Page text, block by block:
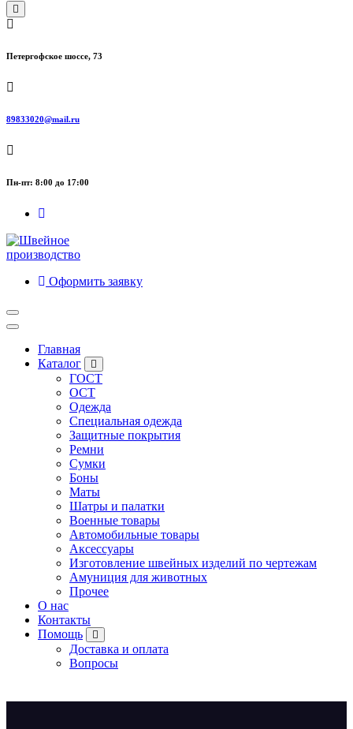
Петергофское шоссе, 73
89833020@mail.ru
Пн-пт: 8:00 до 17:00
Оформить заявку
Главная
Каталог
ГОСТ
ОСТ
Одежда
Специальная одежда
Защитные покрытия
Ремни
Сумки
Боны
Маты
Шатры и палатки
Военные товары
Автомобильные товары
Аксессуары
Изготовление швейных изделий по чертежам
Амуниция для животных
Прочее
О нас
Контакты
Помощь
Доставка и оплата
Вопросы